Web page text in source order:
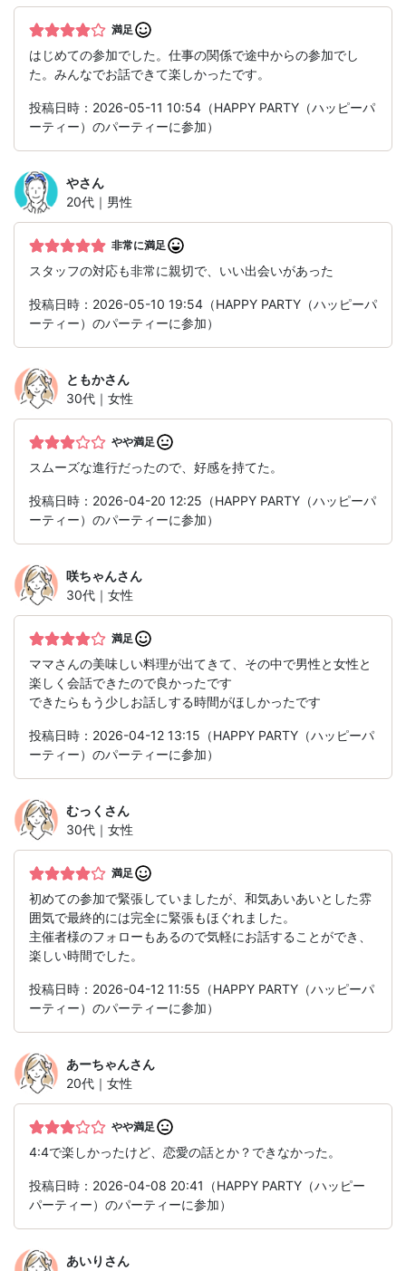
満足
はじめての参加でした。仕事の関係で途中からの参加でし
た。みんなでお話できて楽しかったです。
投稿日時：2026-05-11 10:54（HAPPY PARTY（ハッピーパ
ーティー）のパーティーに参加）
やさん
20代｜男性
非常に満足
スタッフの対応も非常に親切で、いい出会いがあった
投稿日時：2026-05-10 19:54（HAPPY PARTY（ハッピーパ
ーティー）のパーティーに参加）
ともかさん
30代｜女性
やや満足
スムーズな進行だったので、好感を持てた。
投稿日時：2026-04-20 12:25（HAPPY PARTY（ハッピーパ
ーティー）のパーティーに参加）
咲ちゃんさん
30代｜女性
満足
ママさんの美味しい料理が出てきて、その中で男性と女性と
楽しく会話できたので良かったです
できたらもう少しお話しする時間がほしかったです
投稿日時：2026-04-12 13:15（HAPPY PARTY（ハッピーパ
ーティー）のパーティーに参加）
むっく さん
30代｜女性
満足
初めての参加で緊張していましたが、和気あいあいとした雰
囲気で最終的には完全に緊張もほぐれました。
主催者様のフォローもあるので気軽にお話することができ、
楽しい時間でした。
投稿日時：2026-04-12 11:55（HAPPY PARTY（ハッピーパ
ーティー）のパーティーに参加）
あーちゃんさん
20代｜女性
やや満足
4:4で楽しかったけど、恋愛の話とか？できなかった。
投稿日時：2026-04-08 20:41（HAPPY PARTY（ハッピー
パーティー）のパーティーに参加）
あいり さん